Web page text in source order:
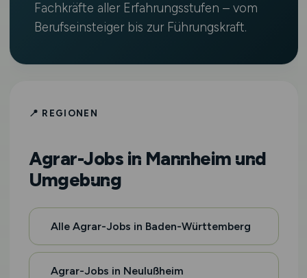
Fachkräfte aller Erfahrungsstufen – vom
Berufseinsteiger bis zur Führungskraft.
📍 REGIONEN
Agrar-Jobs in Mannheim und
Umgebung
Alle Agrar-Jobs in Baden-Württemberg
Agrar-Jobs in Neulußheim